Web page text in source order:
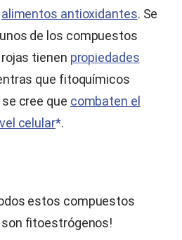
alimentos antioxidantes. Se
de los compuestos
tienen propiedades
que fitoquímicos
cree que combaten el
celular*.
estos compuestos
fitoestrógenos!